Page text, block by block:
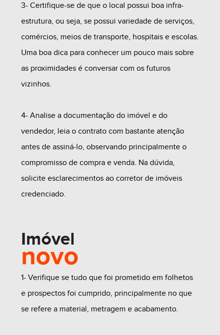
3- Certifique-se de que o local possui boa infra-
estrutura, ou seja, se possui variedade de serviços,
comércios, meios de transporte, hospitais e escolas.
Uma boa dica para conhecer um pouco mais sobre
as proximidades é conversar com os futuros
vizinhos.
4- Analise a documentação do imóvel e do
vendedor, leia o contrato com bastante atenção
antes de assiná-lo, observando principalmente o
compromisso de compra e venda. Na dúvida,
solicite esclarecimentos ao corretor de imóveis
credenciado.
Imóvel
novo
1- Verifique se tudo que foi prometido em folhetos
e prospectos foi cumprido, principalmente no que
se refere a material, metragem e acabamento.